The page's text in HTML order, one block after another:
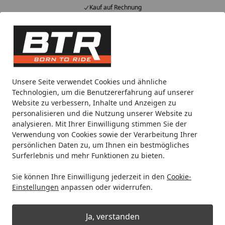
Unsere Seite verwendet Cookies und ähnliche
Technologien, um die Benutzererfahrung auf unserer
Website zu verbessern, Inhalte und Anzeigen zu
personalisieren und die Nutzung unserer Website zu
analysieren. Mit Ihrer Einwilligung stimmen Sie der
Verwendung von Cookies sowie der Verarbeitung Ihrer
persönlichen Daten zu, um Ihnen ein bestmögliches
Surferlebnis und mehr Funktionen zu bieten.
Sie können Ihre Einwilligung jederzeit in den Cookie-
Einstellungen anpassen oder widerrufen.
Ja, verstanden
Kauf auf Rechnung
Alle Produkte
Mein Konto
Suchen
Startseite
Motorradteile & Ersatzteile Bremsen Bremsscheiben
Brembo Bremsscheibe Modell
68B407M4